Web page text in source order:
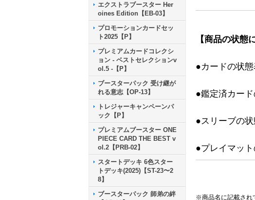
エクストラブースター Her
oines Edition【EB-03】
プロモーションカードセッ
ト2025【P】
プレミアムカードコレクシ
ョン - ベストセレクションv
ol.5 -【P】
ブースターパック 受け継が
れる意志【OP-13】
トレジャーキャンペーンパ
ック【P】
プレミアムブースター ONE
PIECE CARD THE BEST v
ol.2【PRB-02】
スタートデッキ 6色スター
トデッキ(2025)【ST-23〜2
8】
ブースターパック 師弟の絆
【商品の状態
●カードの状
●鑑定済カー
●スリーブの
●プレイマッ
※商品名に記載され